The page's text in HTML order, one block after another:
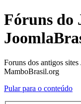
Fóruns do
Foruns dos antigos
MamboBrasil.org
Pular para o conteúdo